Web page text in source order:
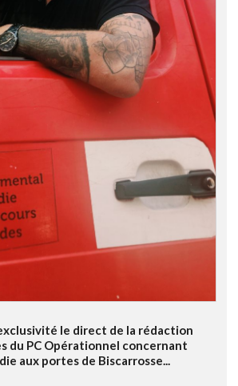
le direct de la rédaction
du PC Opérationnel concernant
aux portes de Biscarrosse...